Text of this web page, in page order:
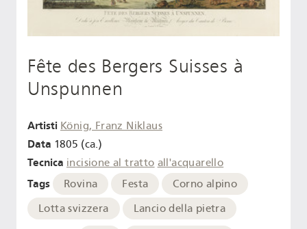
Fête des Bergers Suisses à
Unspunnen
Artisti König, Franz Niklaus
Data 1805 (ca.)
Tecnica incisione al tratto all'acquarello
Tags Rovina Festa
Corno alpino
Lotta svizzera
Lancio della pietra